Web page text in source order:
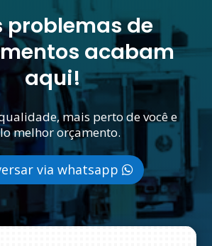
problemas de
acabam
aqui!
mais perto de você e
melhor orçamento.
via whatsapp